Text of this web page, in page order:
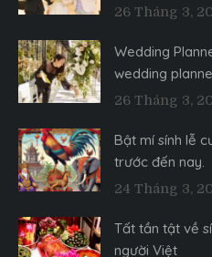
26 Tháng 3,
Wedding
wedding
26 Tháng 3,
Bật mí sính lễ
trước đến nay.
24 Tháng 3,
Tất tần tật về
người Việt